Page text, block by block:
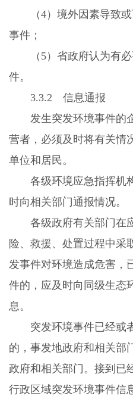
（4）境外因素导致
事件；
（ 5）省政府认为有
件。
3.3.2 信息通报
发生突发环境事件的
营者，必须及时将有关情
单位和居民。
各级环境应急指挥机
时向相关部门通报情况。
各级政府有关部门在
险、救援、处置过程中采
发事件对环境造成危害，
件的，应及时向同级生态
息。
突发环境事件已经或
的，事发地政府和相关部
政府和相关部门。接到已
行政区域突发环境事件信